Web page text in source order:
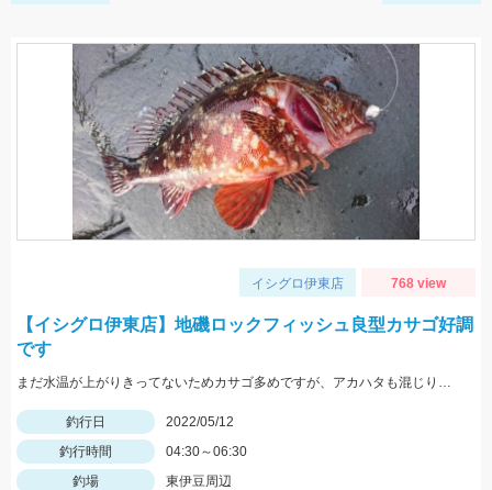
イシグロ伊東店 768 view
【イシグロ伊東店】地磯ロックフィッシュ良型カサゴ好調
です
まだ水温が上がりきってないためカサゴ多めですが、アカハタも混じります。 ヒットルアーはTsulinoメタルランナーリブートとグラスミノーＭでした。
釣行日
2022/05/12
釣行時間
04:30～06:30
釣場
東伊豆周辺